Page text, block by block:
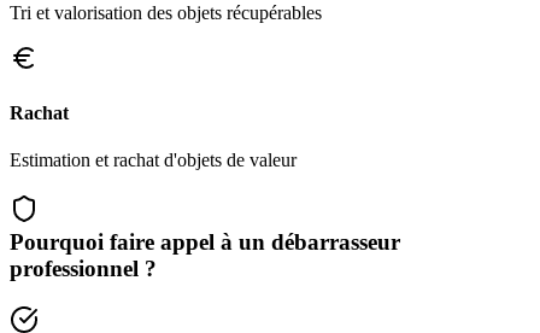
Tri et valorisation des objets récupérables
Rachat
Estimation et rachat d'objets de valeur
Pourquoi faire appel à un débarrasseur
professionnel ?